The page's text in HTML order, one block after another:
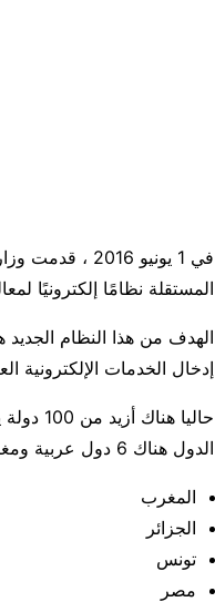
في 1 يونيو
المستقلة نظامًا إلكترونيًا لمعالجة
الهدف من هذا النظام
إدخال الخدمات الإلكترونية
حاليا
الدول هناك 6 دول عربية ومغاربية هي:
المغرب
الجزائر
تونس
مصر